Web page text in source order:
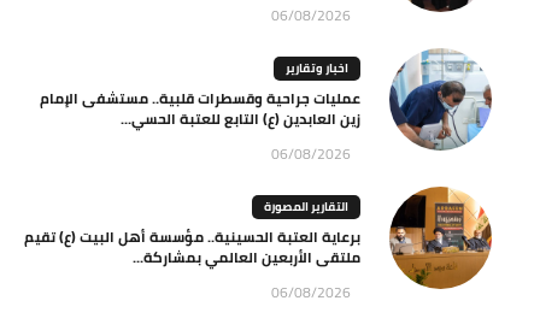
06/08/2026
اخبار وتقارير
عمليات جراحية وقسطرات قلبية.. مستشفى الإمام
زين العابدين (ع) التابع للعتبة الحسي...
06/08/2026
التقارير المصورة
برعاية العتبة الحسينية.. مؤسسة أهل البيت (ع) تقيم
ملتقى الأربعين العالمي بمشاركة...
06/08/2026